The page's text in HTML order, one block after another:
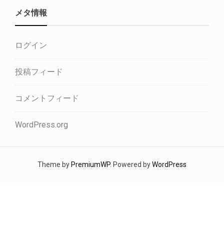
メタ情報
ログイン
投稿フィード
コメントフィード
WordPress.org
Theme by PremiumWP. Powered byWordPress